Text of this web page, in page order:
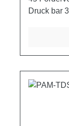
Druck bar 380 350